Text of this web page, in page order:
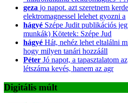
geza jo napot. azt szeretnem
elektromagnessel lelehet gyozni a
hágyé Szépe Judit publikációs
munkák) Kötetek: Szépe Jud
hágyé Hát, nehéz lehet eltalálni
hogy milyen tanári hozzááll
Péter Jó napot, a tapasztalatom
létszáma kevés, hanem az agr
Digitális múlt